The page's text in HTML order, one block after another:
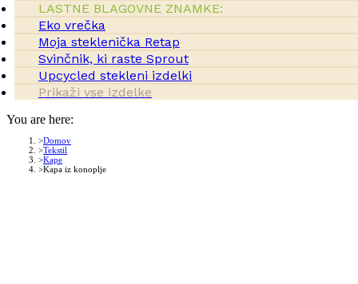
LASTNE BLAGOVNE ZNAMKE:
Eko vrečka
Moja steklenička Retap
Svinčnik, ki raste Sprout
Upcycled stekleni izdelki
Prikaži vse izdelke
You are here:
Domov
Tekstil
Kape
Kapa iz konoplje